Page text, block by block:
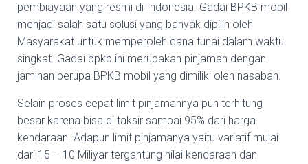
pembiayaan yang resmi di Indonesia. Gadai BPKB mobil
menjadi salah satu solusi yang banyak dipilih oleh
Masyarakat untuk memperoleh dana tunai dalam waktu
singkat. Gadai bpkb ini merupakan pinjaman dengan
jaminan berupa BPKB mobil yang dimiliki oleh nasabah.
Selain proses cepat limit pinjamannya pun terhitung
besar karena bisa di taksir sampai 95% dari harga
kendaraan. Adapun limit pinjamanya yaitu variatif mulai
dari 15 – 10 Miliyar tergantung nilai kendaraan dan